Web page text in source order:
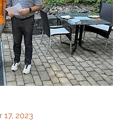
2023